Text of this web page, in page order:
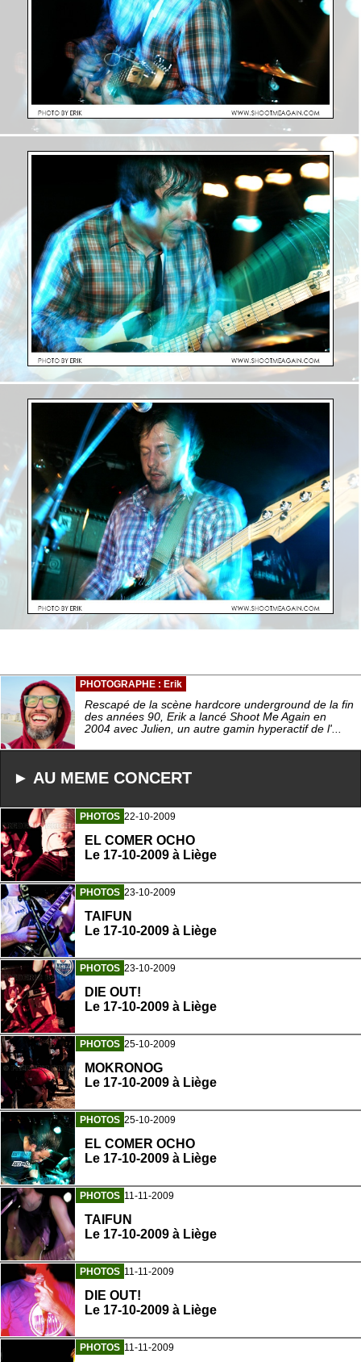
PHOTOGRAPHE : Erik
Rescapé de la scène hardcore underground de la fin
des années 90, Erik a lancé Shoot Me Again en
2004 avec Julien, un autre gamin hyperactif de l'...
► AU MEME CONCERT
PHOTOS 22-10-2009
EL COMER OCHO
Le 17-10-2009 à Liège
PHOTOS 23-10-2009
TAIFUN
Le 17-10-2009 à Liège
PHOTOS 23-10-2009
DIE OUT!
Le 17-10-2009 à Liège
PHOTOS 25-10-2009
MOKRONOG
Le 17-10-2009 à Liège
PHOTOS 25-10-2009
EL COMER OCHO
Le 17-10-2009 à Liège
PHOTOS 11-11-2009
TAIFUN
Le 17-10-2009 à Liège
PHOTOS 11-11-2009
DIE OUT!
Le 17-10-2009 à Liège
PHOTOS 11-11-2009